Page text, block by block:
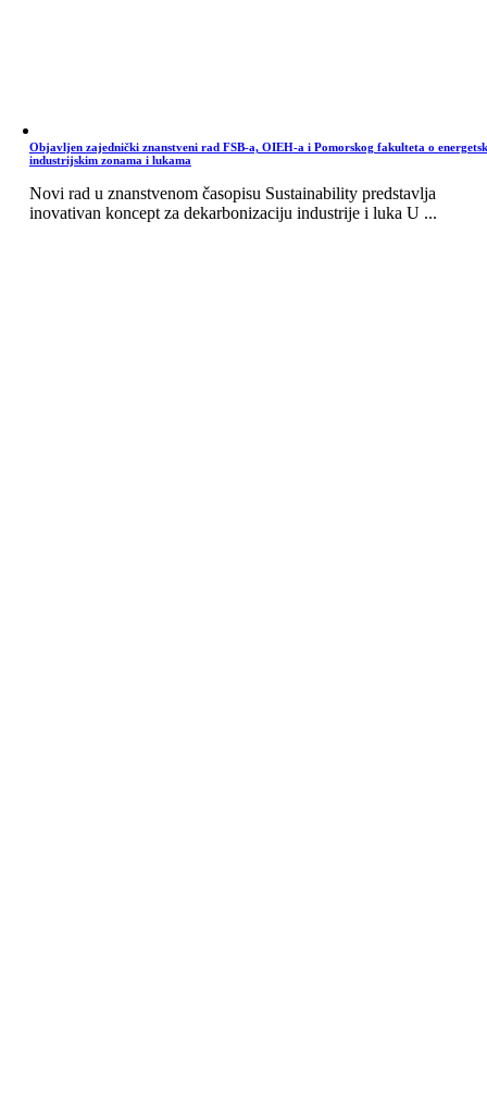
Objavljen zajednički znanstveni rad FSB-a, OIEH-a i Pomorskog fakulteta o
industrijskim zonama i lukama
Novi rad u znanstvenom časopisu Sustainability predstavlja
inovativan koncept za dekarbonizaciju industrije i luka U ...